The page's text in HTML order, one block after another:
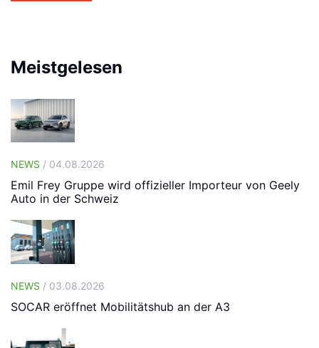
Meistgelesen
NEWS / 04.08.2026
Emil Frey Gruppe wird offizieller Importeur von Geely
Auto in der Schweiz
NEWS / 03.08.2026
SOCAR eröffnet Mobilitätshub an der A3